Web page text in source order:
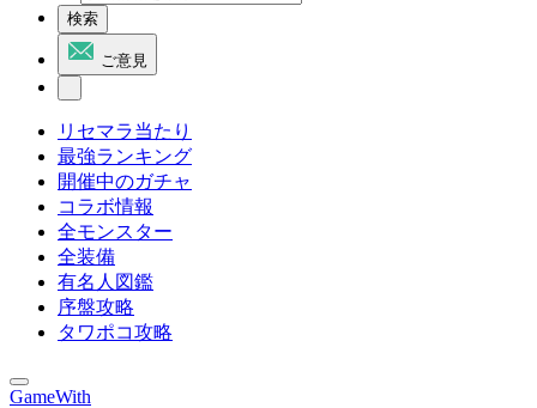
検索
ご意見
リセマラ当たり
最強ランキング
開催中のガチャ
コラボ情報
全モンスター
全装備
有名人図鑑
序盤攻略
タワポコ攻略
GameWith